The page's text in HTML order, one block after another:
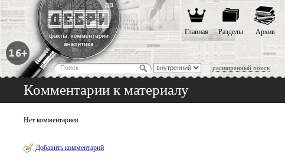
расширенный поиск
Главная Разделы Архив
Комментарии к материалу
Нет комментариев
Добавить комментарий